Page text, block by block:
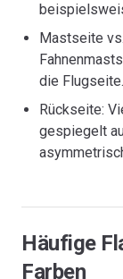
Mastseite
die Flugseite.
Rückseite:
gespiegelt
Häufige
Farben